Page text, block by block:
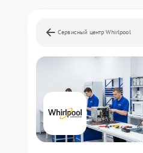
Сервисный центр Whirlpool